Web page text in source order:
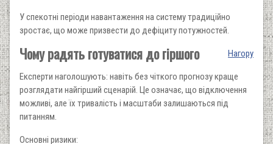
У спекотні періоди навантаження на систему традиційно
зростає, що може призвести до дефіциту потужностей.
Нагору
Чому радять готуватися до гіршого
Експерти наголошують: навіть без чіткого прогнозу краще
розглядати найгірший сценарій. Це означає, що відключення
можливі, але їх тривалість і масштаби залишаються під
питанням.
Основні ризики: